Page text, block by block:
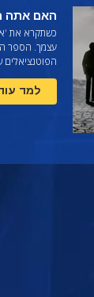
האם אתה
כשתקרא את
עצמך. הספר
הפוטנציאלים
למד